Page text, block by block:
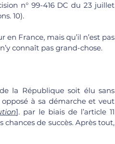
n° 99-416 DC du 23 juillet
10).
France, mais qu’il n’est pas
connaît pas grand-chose.
la République soit élu sans
à sa démarche et veut
]. par le biais de l’article 11
de succès. Après tout,